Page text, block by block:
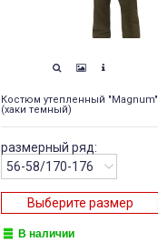
Костюм утепленный "Magnum"
(хаки темный)
размерный ряд:
Выберите размер
В наличии